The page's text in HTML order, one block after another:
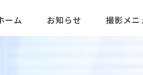
ーム お知らせ 撮影メニ